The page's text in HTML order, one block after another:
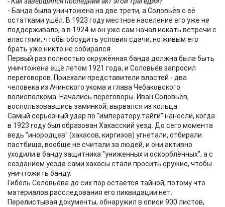
- Банда была уничтожена на две трети, а Соловьёв с её
остатками ушёл. В 1923 году местное население его уже не
поддерживало, а в 1924-м он уже сам начал искать встречи с
властями, чтобы обсудить условия сдачи, но живым его
брать уже никто не собирался.
Первый раз полностью окружённая банда должна была быть
уничтожена ещё летом 1921 года, и Соловьёв запросил
переговоров. Приехали представители властей - два
человека из Ачинского укома и глава Чебаковского
волисполкома. Начались переговоры. Иван Соловьёв,
воспользовавшись заминкой, вырвался из кольца.
Самый серьёзный удар по "императору тайги" нанесли, когда
в 1923 году был образован Хакасский уезд. До сего момента
ведь "инородцев" (хакасов, киргизов) угнетали, отбирали
пастбища, вообще не считали за людей, и они активно
уходили в банду защитника "униженных и оскорблённых", а с
созданием уезда сами хакасы стали просить оружие, чтобы
уничтожить банду.
Гибель Соловьёва до сих пор остаётся тайной, потому что
материалов расследования его ликвидации нет.
Перелистывая документы, обнаружил в описи 900 листов,